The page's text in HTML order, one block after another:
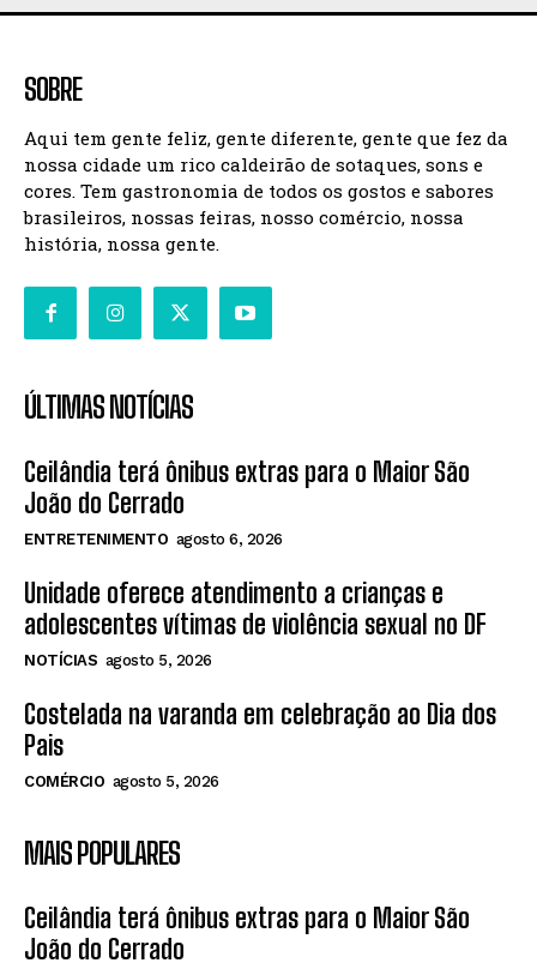
SOBRE
Aqui tem gente feliz, gente diferente, gente que fez da
nossa cidade um rico caldeirão de sotaques, sons e
cores. Tem gastronomia de todos os gostos e sabores
brasileiros, nossas feiras, nosso comércio, nossa
história, nossa gente.
ÚLTIMAS NOTÍCIAS
Ceilândia terá ônibus extras para o Maior São
João do Cerrado
ENTRETENIMENTO agosto 6, 2026
Unidade oferece atendimento a crianças e
adolescentes vítimas de violência sexual no DF
NOTÍCIAS agosto 5, 2026
Costelada na varanda em celebração ao Dia dos
Pais
COMÉRCIO agosto 5, 2026
MAIS POPULARES
Ceilândia terá ônibus extras para o Maior São
João do Cerrado